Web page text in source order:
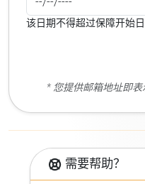
该日期不得超过保障开始
* 您提供邮箱地址即表
需要帮助？